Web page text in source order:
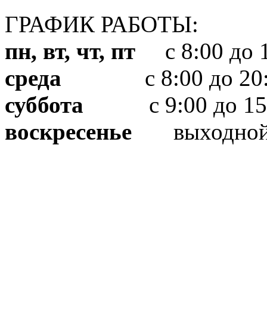
ГРАФИК РАБОТЫ:
пн, вт, чт, пт с 8:00 до
среда с 8:00 до
суббота с 9:00 до
воскресенье